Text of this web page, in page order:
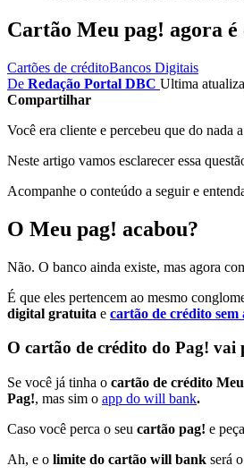
Cartão Meu pag! agora
Cartões de créditoBancos Digitais
De Redação Portal DBC Ultima
Compartilhar
Você era cliente e percebeu que do
Neste artigo vamos esclarecer essa
Acompanhe o conteúdo a seguir e
O Meu pag! acabou?
Não. O banco ainda existe, mas agora
É que eles pertencem ao mesmo
digital gratuita e cartão de crédito sem
O cartão de crédito do Pag!
Se você já tinha o cartão de crédito
Pag!, mas sim o app do will bank.
Caso você perca o seu cartão pag! e
Ah, e o limite do cartão will bank será